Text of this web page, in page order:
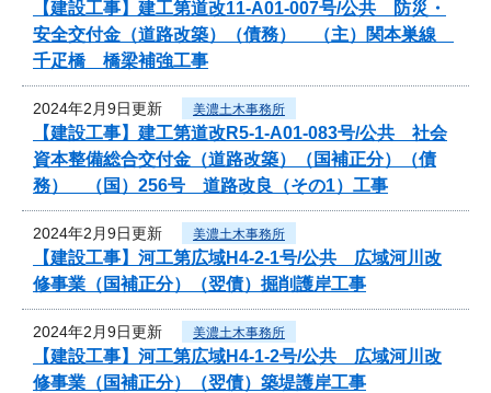
【建設工事】建工第道改11-A01-007号/公共 防災・
安全交付金（道路改築）（債務） （主）関本巣線
千疋橋 橋梁補強工事
2024年2月9日更新 美濃土木事務所
【建設工事】建工第道改R5-1-A01-083号/公共 社会
資本整備総合交付金（道路改築）（国補正分）（債
務） （国）256号 道路改良（その1）工事
2024年2月9日更新 美濃土木事務所
【建設工事】河工第広域H4-2-1号/公共 広域河川改
修事業（国補正分）（翌債）掘削護岸工事
2024年2月9日更新 美濃土木事務所
【建設工事】河工第広域H4-1-2号/公共 広域河川改
修事業（国補正分）（翌債）築堤護岸工事